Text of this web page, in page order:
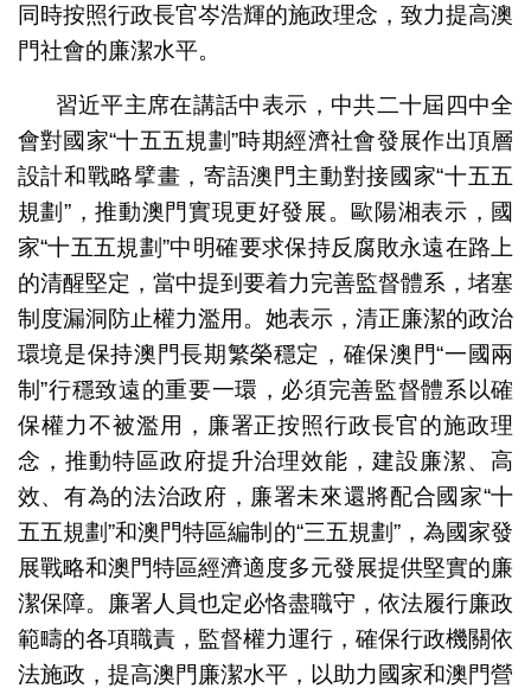
同時按照行政長官岑浩輝的施政理念，致力提高澳
門社會的廉潔水平。
習近平主席在講話中表示，中共二十屆四中全
會對國家“十五五規劃”時期經濟社會發展作出頂層
設計和戰略擘畫，寄語澳門主動對接國家“十五五
規劃”，推動澳門實現更好發展。歐陽湘表示，國
家“十五五規劃”中明確要求保持反腐敗永遠在路上
的清醒堅定，當中提到要着力完善監督體系，堵塞
制度漏洞防止權力濫用。她表示，清正廉潔的政治
環境是保持澳門長期繁榮穩定，確保澳門“一國兩
制”行穩致遠的重要一環，必須完善監督體系以確
保權力不被濫用，廉署正按照行政長官的施政理
念，推動特區政府提升治理效能，建設廉潔、高
效、有為的法治政府，廉署未來還將配合國家“十
五五規劃”和澳門特區編制的“三五規劃”，為國家發
展戰略和澳門特區經濟適度多元發展提供堅實的廉
潔保障。廉署人員也定必恪盡職守，依法履行廉政
範疇的各項職責，監督權力運行，確保行政機關依
法施政，提高澳門廉潔水平，以助力國家和澳門營